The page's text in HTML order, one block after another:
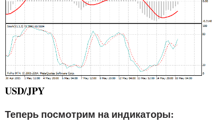
USD/JPY
Теперь посмотрим на индикаторы: